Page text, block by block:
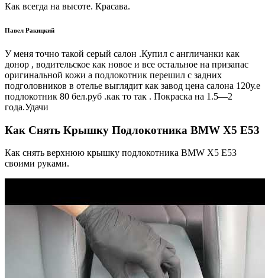
Как всегда на высоте. Красава.
Павел Ракицкий
У меня точно такой серый салон .Купил с англичанки как
донор , водительское как новое и все остальное на призапас
оригинальной кожи а подлокотник перешил с задних
подголовников в отелье выглядит как завод цена салона 120у.е
подлокотник 80 бел.руб .как то так . Покраска на 1.5—2
года.Удачи
Как Снять Крышку Подлокотника BMW X5 E53
Как снять верхнюю крышку подлокотника BMW X5 E53
своими руками.